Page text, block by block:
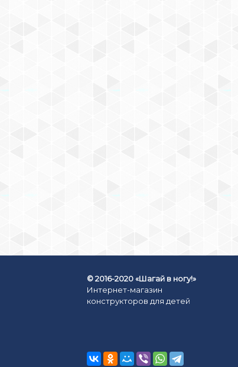
© 2016-2020 «Шагай в ногу!»
Интернет-магазин
конструкторов для детей